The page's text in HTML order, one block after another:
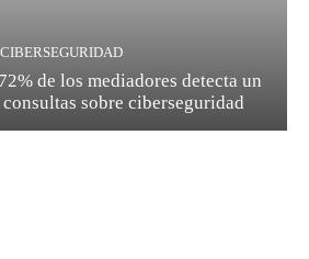
CIBERSEGURIDAD
de los mediadores detecta un
sobre ciberseguridad